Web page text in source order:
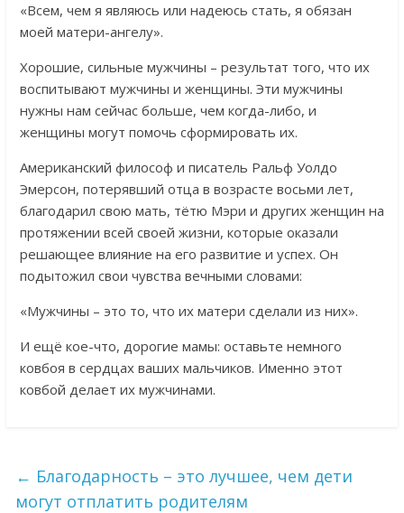
«Всем, чем я являюсь или надеюсь стать, я обязан
моей матери-ангелу».
Хорошие, сильные мужчины – результат того, что их
воспитывают мужчины и женщины. Эти мужчины
нужны нам сейчас больше, чем когда-либо, и
женщины могут помочь сформировать их.
Американский философ и писатель Ральф Уолдо
Эмерсон, потерявший отца в возрасте восьми лет,
благодарил свою мать, тётю Мэри и других женщин на
протяжении всей своей жизни, которые оказали
решающее влияние на его развитие и успех. Он
подытожил свои чувства вечными словами:
«Мужчины – это то, что их матери сделали из них».
И ещё кое-что, дорогие мамы: оставьте немного
ковбоя в сердцах ваших мальчиков. Именно этот
ковбой делает их мужчинами.
← Благодарность – это лучшее, чем дети
могут отплатить родителям